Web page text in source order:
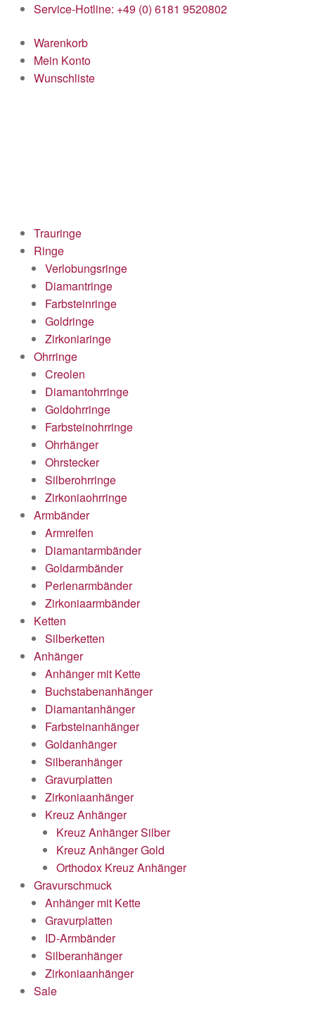
Service-Hotline: +49 (0) 6181 9520802
Warenkorb
Mein Konto
Wunschliste
Trauringe
Ringe
Verlobungsringe
Diamantringe
Farbsteinringe
Goldringe
Zirkoniaringe
Ohrringe
Creolen
Diamantohrringe
Goldohrringe
Farbsteinohrringe
Ohrhänger
Ohrstecker
Silberohrringe
Zirkoniaohrringe
Armbänder
Armreifen
Diamantarmbänder
Goldarmbänder
Perlenarmbänder
Zirkoniaarmbänder
Ketten
Silberketten
Anhänger
Anhänger mit Kette
Buchstabenanhänger
Diamantanhänger
Farbsteinanhänger
Goldanhänger
Silberanhänger
Gravurplatten
Zirkoniaanhänger
Kreuz Anhänger
Kreuz Anhänger Silber
Kreuz Anhänger Gold
Orthodox Kreuz Anhänger
Gravurschmuck
Anhänger mit Kette
Gravurplatten
ID-Armbänder
Silberanhänger
Zirkoniaanhänger
Sale